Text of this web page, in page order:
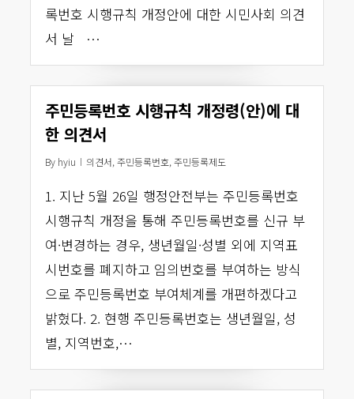
록번호 시행규칙 개정안에 대한 시민사회 의견
서 날 …
주민등록번호 시행규칙 개정령(안)에 대
한 의견서
By hyiu 의견서,주민등록번호,주민등록제도
1. 지난 5월 26일 행정안전부는 주민등록번호
시행규칙 개정을 통해 주민등록번호를 신규 부
여·변경하는 경우, 생년월일·성별 외에 지역표
시번호를 폐지하고 임의번호를 부여하는 방식
으로 주민등록번호 부여체계를 개편하겠다고
밝혔다. 2. 현행 주민등록번호는 생년월일, 성
별, 지역번호,…